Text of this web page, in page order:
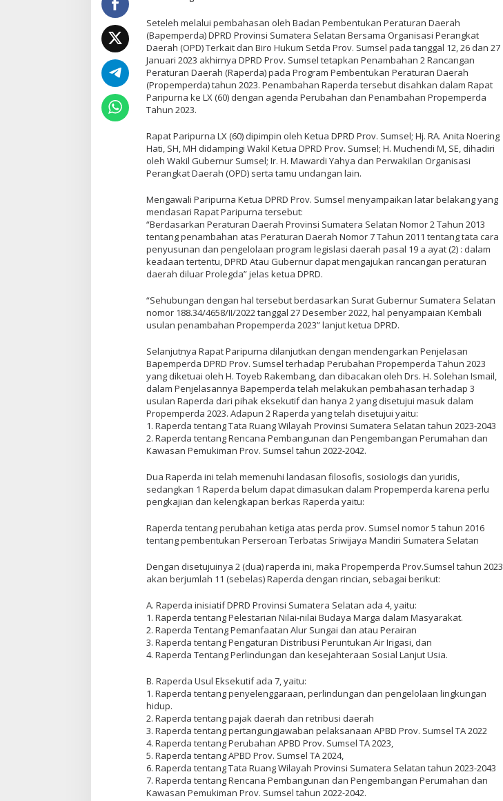
Seteleh melalui pembahasan oleh Badan Pembentukan Peraturan Daerah
(Bapemperda) DPRD Provinsi Sumatera Selatan Bersama Organisasi Perangkat
Daerah (OPD) Terkait dan Biro Hukum Setda Prov. Sumsel pada tanggal 12, 26 dan 27
Januari 2023 akhirnya DPRD Prov. Sumsel tetapkan Penambahan 2 Rancangan
Peraturan Daerah (Raperda) pada Program Pembentukan Peraturan Daerah
(Propemperda) tahun 2023. Penambahan Raperda tersebut disahkan dalam Rapat
Paripurna ke LX (60) dengan agenda Perubahan dan Penambahan Propemperda
Tahun 2023.
Rapat Paripurna LX (60) dipimpin oleh Ketua DPRD Prov. Sumsel; Hj. RA. Anita Noering
Hati, SH, MH didampingi Wakil Ketua DPRD Prov. Sumsel; H. Muchendi M, SE, dihadiri
oleh Wakil Gubernur Sumsel; Ir. H. Mawardi Yahya dan Perwakilan Organisasi
Perangkat Daerah (OPD) serta tamu undangan lain.
Mengawali Paripurna Ketua DPRD Prov. Sumsel menyampaikan latar belakang yang
mendasari Rapat Paripurna tersebut:
“Berdasarkan Peraturan Daerah Provinsi Sumatera Selatan Nomor 2 Tahun 2013
tentang penambahan atas Peraturan Daerah Nomor 7 Tahun 2011 tentang tata cara
penyusunan dan pengelolaan program legislasi daerah pasal 19 a ayat (2) : dalam
keadaan tertentu, DPRD Atau Gubernur dapat mengajukan rancangan peraturan
daerah diluar Prolegda” jelas ketua DPRD.
“Sehubungan dengan hal tersebut berdasarkan Surat Gubernur Sumatera Selatan
nomor 188.34/4658/II/2022 tanggal 27 Desember 2022, hal penyampaian Kembali
usulan penambahan Propemperda 2023” lanjut ketua DPRD.
Selanjutnya Rapat Paripurna dilanjutkan dengan mendengarkan Penjelasan
Bapemperda DPRD Prov. Sumsel terhadap Perubahan Propemperda Tahun 2023
yang diketuai oleh H. Toyeb Rakembang, dan dibacakan oleh Drs. H. Solehan Ismail,
dalam Penjelasannya Bapemperda telah melakukan pembahasan terhadap 3
usulan Raperda dari pihak eksekutif dan hanya 2 yang disetujui masuk dalam
Propemperda 2023. Adapun 2 Raperda yang telah disetujui yaitu:
1. Raperda tentang Tata Ruang Wilayah Provinsi Sumatera Selatan tahun 2023-2043
2. Raperda tentang Rencana Pembangunan dan Pengembangan Perumahan dan
Kawasan Pemukiman Prov. Sumsel tahun 2022-2042.
Dua Raperda ini telah memenuhi landasan filosofis, sosiologis dan yuridis,
sedangkan 1 Raperda belum dapat dimasukan dalam Propemperda karena perlu
pengkajian dan kelengkapan berkas Raperda yaitu:
Raperda tentang perubahan ketiga atas perda prov. Sumsel nomor 5 tahun 2016
tentang pembentukan Perseroan Terbatas Sriwijaya Mandiri Sumatera Selatan
Dengan disetujuinya 2 (dua) raperda ini, maka Propemperda Prov.Sumsel tahun 2023
akan berjumlah 11 (sebelas) Raperda dengan rincian, sebagai berikut:
A. Raperda inisiatif DPRD Provinsi Sumatera Selatan ada 4, yaitu:
1. Raperda tentang Pelestarian Nilai-nilai Budaya Marga dalam Masyarakat.
2. Raperda Tentang Pemanfaatan Alur Sungai dan atau Perairan
3. Raperda tentang Pengaturan Distribusi Peruntukan Air Irigasi, dan
4. Raperda Tentang Perlindungan dan kesejahteraan Sosial Lanjut Usia.
B. Raperda Usul Eksekutif ada 7, yaitu:
1. Raperda tentang penyelenggaraan, perlindungan dan pengelolaan lingkungan
hidup.
2. Raperda tentang pajak daerah dan retribusi daerah
3. Raperda tentang pertangungjawaban pelaksanaan APBD Prov. Sumsel TA 2022
4. Raperda tentang Perubahan APBD Prov. Sumsel TA 2023,
5. Raperda tentang APBD Prov. Sumsel TA 2024,
6. Raperda tentang Tata Ruang Wilayah Provinsi Sumatera Selatan tahun 2023-2043
7. Raperda tentang Rencana Pembangunan dan Pengembangan Perumahan dan
Kawasan Pemukiman Prov. Sumsel tahun 2022-2042.